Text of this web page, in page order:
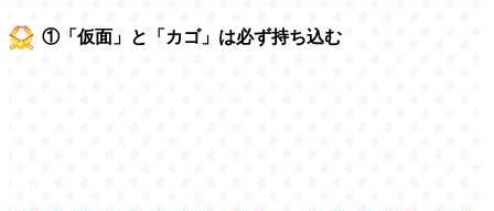
①「仮面」と「カゴ」は必ず持ち込む